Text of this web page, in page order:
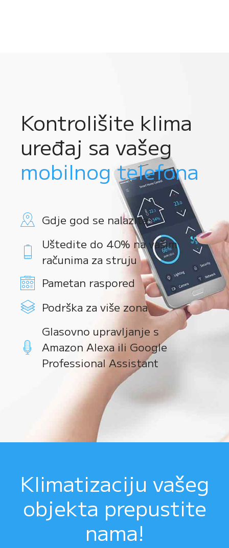
Kontrolišite klima
uređaj sa vašeg
mobilnog telefona
Gdje god se nalazite
Uštedite do 40% na vašim
računima za struju
Pametan raspored
Podrška za više zona
Glasovno upravljanje s
Amazon Alexa ili Google
Professional Assistant
Klimatizaciju vašeg
objekta prepustite
nama!